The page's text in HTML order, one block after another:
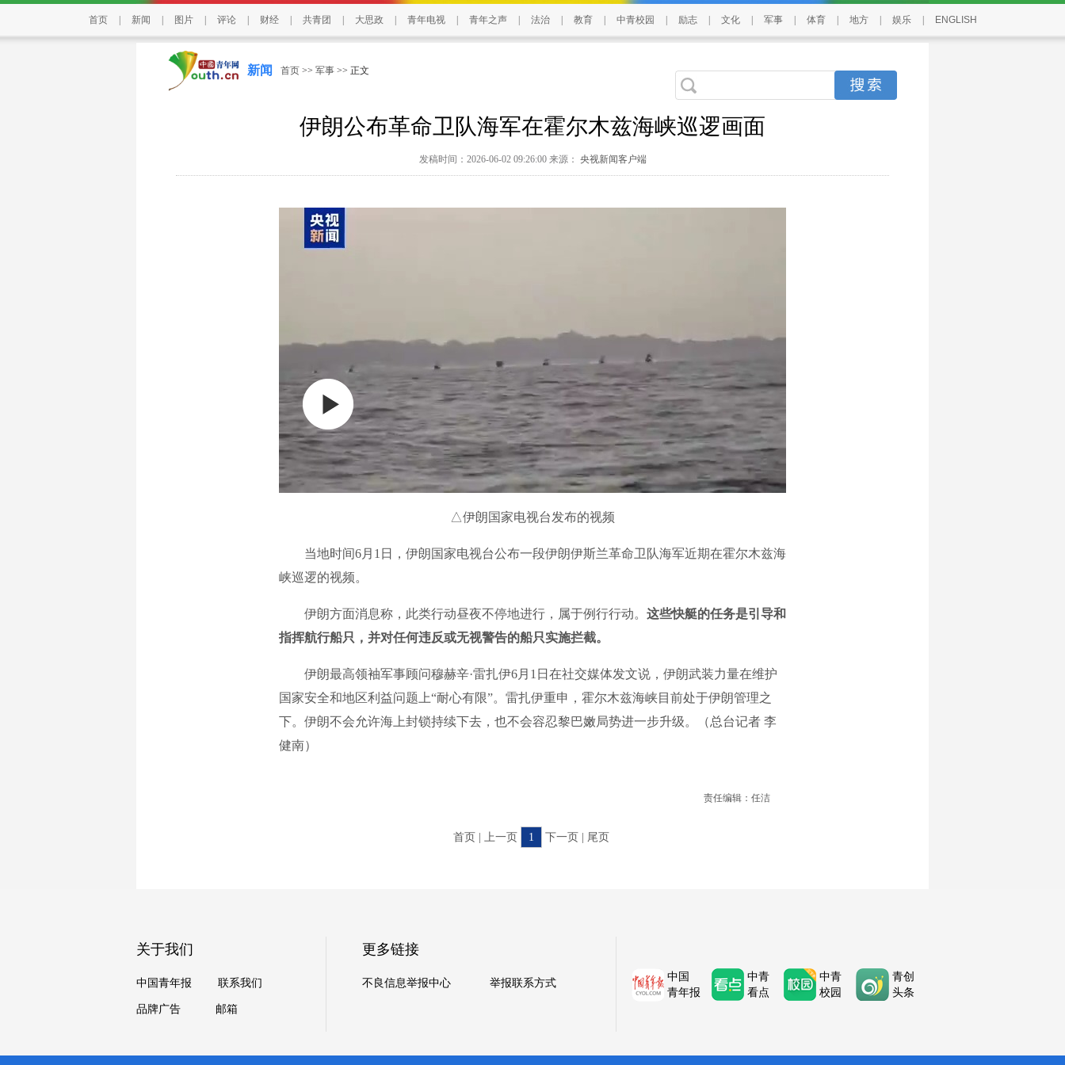
首页 新闻 图片 评论 财经 共青团 大思政 青年电视 青年之声 法治 教育 中青校园 励志 文化 军事 体育 地方 娱乐 ENGLISH
新闻 首页 >> 军事 >> 正文
伊朗公布革命卫队海军在霍尔木兹海峡巡逻画面
发稿时间：2026-06-02 09:26:00 来源： 央视新闻客户端
△伊朗国家电视台发布的视频
当地时间6月1日，伊朗国家电视台公布一段伊朗伊斯兰革命卫队海军近期在霍尔木兹海
峡巡逻的视频。
伊朗方面消息称，此类行动昼夜不停地进行，属于例行行动。 这些快艇的任务是引导和
指挥航行船只，并对任何违反或无视警告的船只实施拦截。
伊朗最高领袖军事顾问穆赫辛·雷扎伊6月1日在社交媒体发文说，伊朗武装力量在维护
国家安全和地区利益问题上“耐心有限”。雷扎伊重申，霍尔木兹海峡目前处于伊朗管理之
下。伊朗不会允许海上封锁持续下去，也不会容忍黎巴嫩局势进一步升级。（总台记者 李
健南）
责任编辑：任洁
首页 | 上一页 1 下一页 | 尾页
关于我们
中国青年报 联系我们
品牌广告 邮箱
更多链接
不良信息举报中心 举报联系方式
中国
青年报
中青
看点
中青
校园
青创
头条